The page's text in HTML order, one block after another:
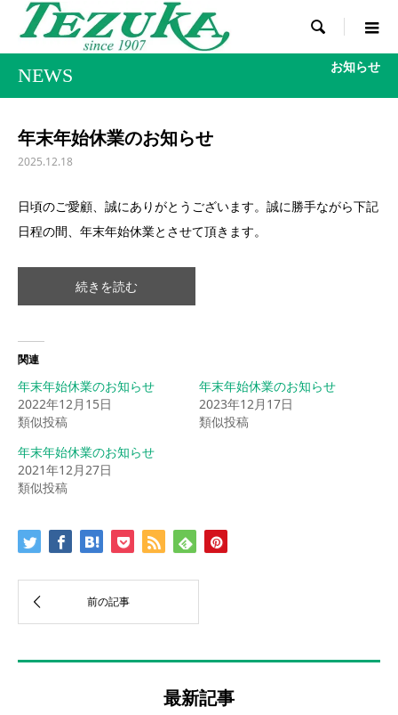

NEWS お知らせ
年末年始休業のお知らせ
2025.12.18
日頃のご愛顧、誠にありがとうございます。誠に勝手ながら下記
日程の間、年末年始休業とさせて頂きます。
続きを読む
関連
年末年始休業のお知らせ
2022年12月15日
類似投稿
年末年始休業のお知らせ
2023年12月17日
類似投稿
年末年始休業のお知らせ
2021年12月27日
類似投稿
最新記事